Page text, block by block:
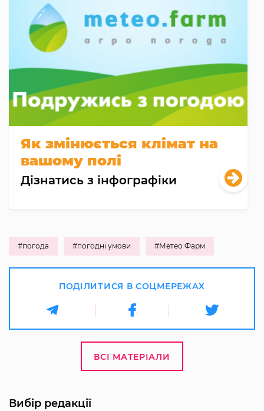
Як змінюється клімат на
вашому полі
Дізнатись з інфографіки
#погода #погодні умови #Метео Фарм
ПОДІЛИТИСЯ В СОЦМЕРЕЖАХ
ВСІ МАТЕРІАЛИ
Вибір редакції